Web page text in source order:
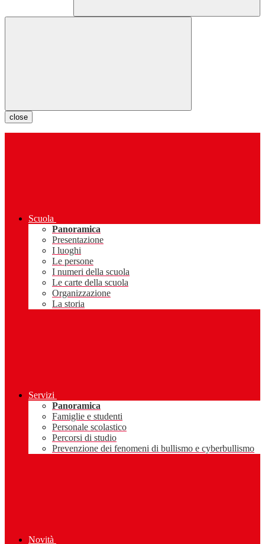
close
Scuola
Panoramica
Presentazione
I luoghi
Le persone
I numeri della scuola
Le carte della scuola
Organizzazione
La storia
Servizi
Panoramica
Famiglie e studenti
Personale scolastico
Percorsi di studio
Prevenzione dei fenomeni di bullismo e cyberbullismo
Novità